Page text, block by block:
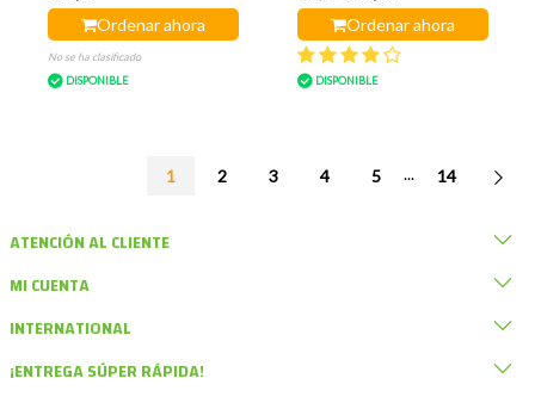
Ordenar ahora
No se ha clasificado
DISPONIBLE
Ordenar ahora
DISPONIBLE
1 2 3 4 5 ... 14
ATENCIÓN AL CLIENTE
MI CUENTA
INTERNATIONAL
¡ENTREGA SÚPER RÁPIDA!